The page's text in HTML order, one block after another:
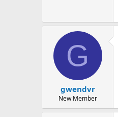
G
gwendvr
New Member